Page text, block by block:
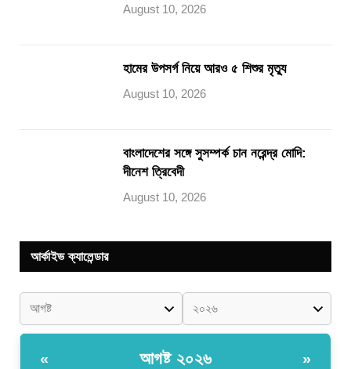
August 10, 2026
হামের উপসর্গ নিয়ে আরও ৫ শিশুর মৃত্যু
August 10, 2026
বাংলাদেশের সঙ্গে সুসম্পর্ক চান নরেন্দ্র মোদি:
দীনেশ ত্রিবেদী
August 10, 2026
আর্কাইভ ক্যালেন্ডার
« আগষ্ট ২০২৬ »